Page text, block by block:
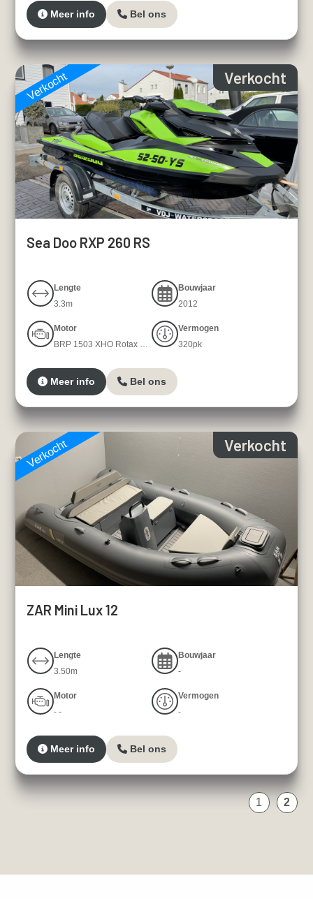
Meer info Bel ons
Verkocht
Verkocht
Sea Doo RXP 260 RS
Lengte
3.3m
Bouwjaar
2012
Motor
BRP 1503 XHO Rotax 4-TEC four-stroke
Vermogen
320pk
Meer info Bel ons
Verkocht
Verkocht
ZAR Mini Lux 12
Lengte
3.50m
Bouwjaar
-
Motor
- -
Vermogen
-
Meer info Bel ons
1 2